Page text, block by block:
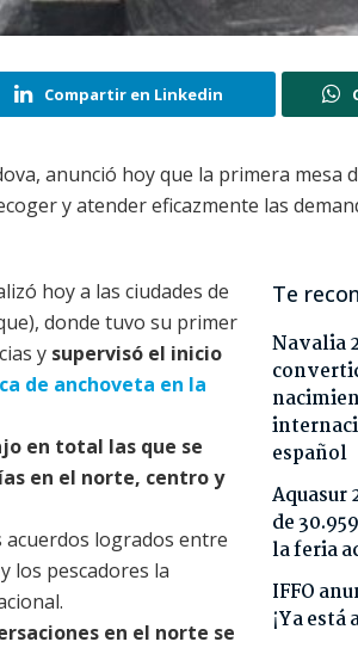
Compartir en Linkedin
anunció hoy que la primera mesa
y atender eficazmente las
Te
Navalia
español
Aquasur
de
la feria
IFFO
¡Ya
hoy a las ciudades de
donde tuvo su primer
y supervisó el inicio
de anchoveta en la
en total las que se
en el norte, centro y
acuerdos logrados entre
los pescadores la
en el norte se